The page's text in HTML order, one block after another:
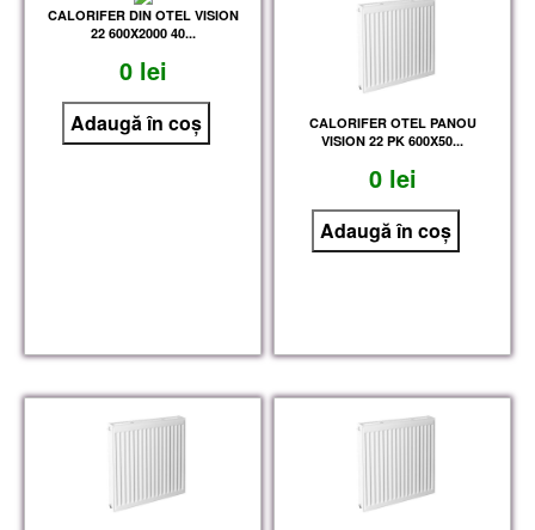
CALORIFER DIN OTEL VISION
22 600X2000 40...
0 lei
CALORIFER OTEL PANOU
VISION 22 PK 600X50...
0 lei